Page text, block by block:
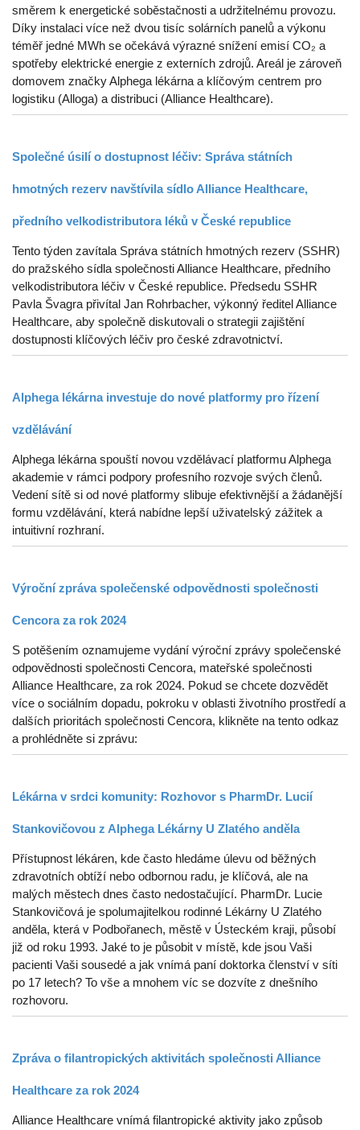
směrem k energetické soběstačnosti a udržitelnému provozu.
Díky instalaci více než dvou tisíc solárních panelů a výkonu
téměř jedné MWh se očekává výrazné snížení emisí CO₂ a
spotřeby elektrické energie z externích zdrojů. Areál je zároveň
domovem značky Alphega lékárna a klíčovým centrem pro
logistiku (Alloga) a distribuci (Alliance Healthcare).
Společné úsilí o dostupnost léčiv: Správa státních
hmotných rezerv navštívila sídlo Alliance Healthcare,
předního velkodistributora léků v České republice
Tento týden zavítala Správa státních hmotných rezerv (SSHR)
do pražského sídla společnosti Alliance Healthcare, předního
velkodistributora léčiv v České republice. Předsedu SSHR
Pavla Švagra přivítal Jan Rohrbacher, výkonný ředitel Alliance
Healthcare, aby společně diskutovali o strategii zajištění
dostupnosti klíčových léčiv pro české zdravotnictví.
Alphega lékárna investuje do nové platformy pro řízení
vzdělávání
Alphega lékárna spouští novou vzdělávací platformu Alphega
akademie v rámci podpory profesního rozvoje svých členů.
Vedení sítě si od nové platformy slibuje efektivnější a žádanější
formu vzdělávání, která nabídne lepší uživatelský zážitek a
intuitivní rozhraní.
Výroční zpráva společenské odpovědnosti společnosti
Cencora za rok 2024
S potěšením oznamujeme vydání výroční zprávy společenské
odpovědnosti společnosti Cencora, mateřské společnosti
Alliance Healthcare, za rok 2024. Pokud se chcete dozvědět
více o sociálním dopadu, pokroku v oblasti životního prostředí a
dalších prioritách společnosti Cencora, klikněte na tento odkaz
a prohlédněte si zprávu:
Lékárna v srdci komunity: Rozhovor s PharmDr. Lucií
Stankovičovou z Alphega Lékárny U Zlatého anděla
Přístupnost lékáren, kde často hledáme úlevu od běžných
zdravotních obtíží nebo odbornou radu, je klíčová, ale na
malých městech dnes často nedostačující. PharmDr. Lucie
Stankovičová je spolumajitelkou rodinné Lékárny U Zlatého
anděla, která v Podbořanech, městě v Ústeckém kraji, působí
již od roku 1993. Jaké to je působit v místě, kde jsou Vaši
pacienti Vaši sousedé a jak vnímá paní doktorka členství v síti
po 17 letech? To vše a mnohem víc se dozvíte z dnešního
rozhovoru.
Zpráva o filantropických aktivitách společnosti Alliance
Healthcare za rok 2024
Alliance Healthcare vnímá filantropické aktivity jako způsob